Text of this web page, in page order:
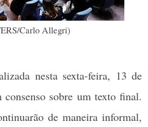
Carlo Allegri)
nesta sexta-feira, 13 de
consenso sobre um texto final.
de maneira informal,